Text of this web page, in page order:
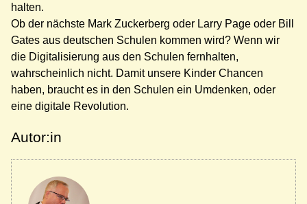
halten.
Ob der nächste Mark Zuckerberg oder Larry Page oder Bill
Gates aus deutschen Schulen kommen wird? Wenn wir
die Digitalisierung aus den Schulen fernhalten,
wahrscheinlich nicht. Damit unsere Kinder Chancen
haben, braucht es in den Schulen ein Umdenken, oder
eine digitale Revolution.
Autor:in